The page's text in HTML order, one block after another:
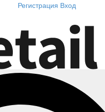
Регистрация Вход